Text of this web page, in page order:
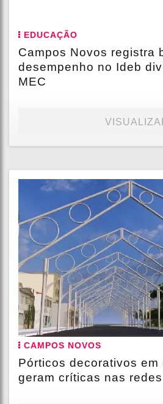
EDUCAÇÃO
Campos Novos registra
desempenho no Ideb
MEC
CAMPOS NOVOS
Pórticos decorativos em
geram críticas nas